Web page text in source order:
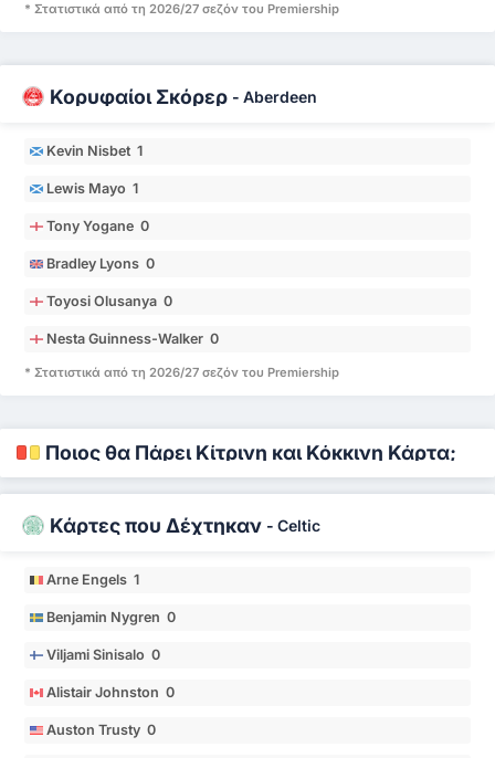
* Στατιστικά από τη 2026/27 σεζόν του Premiership
Κορυφαίοι Σκόρερ - Aberdeen
Kevin Nisbet 1
Lewis Mayo 1
Tony Yogane 0
Bradley Lyons 0
Toyosi Olusanya 0
Nesta Guinness-Walker 0
* Στατιστικά από τη 2026/27 σεζόν του Premiership
Ποιος θα Πάρει Κίτρινη και Κόκκινη Κάρτα;
Κάρτες που Δέχτηκαν - Celtic
Arne Engels 1
Benjamin Nygren 0
Viljami Sinisalo 0
Alistair Johnston 0
Auston Trusty 0